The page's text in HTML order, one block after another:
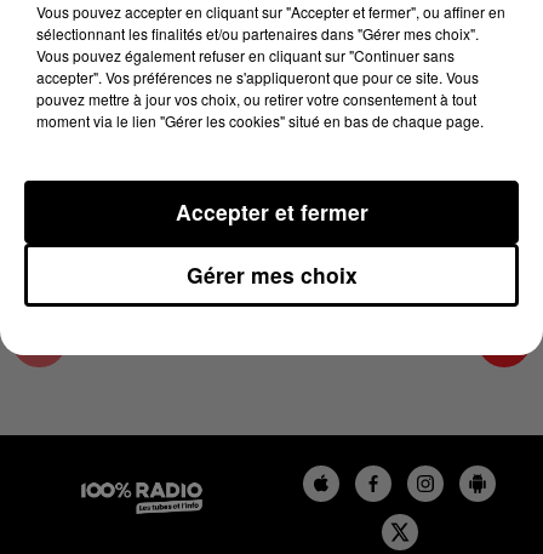
30 août 2024 - 2 min 25 sec
LES INFOS DE L'ARIEGE DU 30/08/2024 À
14H00
Podcasts infos de l'Ariège
Vous pouvez accepter en cliquant sur "Accepter et fermer", ou affiner en
sélectionnant les finalités et/ou partenaires dans "Gérer mes choix".
Vous pouvez également refuser en cliquant sur "Continuer sans
accepter". Vos préférences ne s'appliqueront que pour ce site. Vous
pouvez mettre à jour vos choix, ou retirer votre consentement à tout
moment via le lien "Gérer les cookies" situé en bas de chaque page.
Gérer mes choix
Accepter et fermer